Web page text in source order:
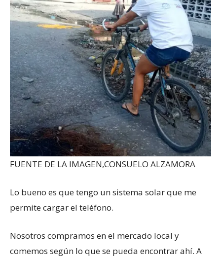
FUENTE DE LA IMAGEN,CONSUELO ALZAMORA
Lo bueno es que tengo un sistema solar que me
permite cargar el teléfono.
Nosotros compramos en el mercado local y
comemos según lo que se pueda encontrar ahí. A